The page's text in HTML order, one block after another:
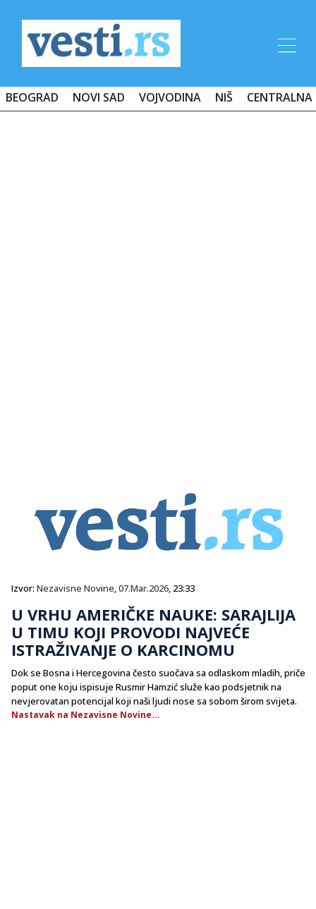
BEOGRAD NOVI SAD VOJVODINA NIŠ CENTRALNA
Izvor: Nezavisne Novine,07.Mar.2026, 23:33
U VRHU AMERIČKE NAUKE: SARAJLIJA
U TIMU KOJI PROVODI NAJVEĆE
ISTRAŽIVANJE O KARCINOMU
Dok se Bosna i Hercegovina često suočava sa odlaskom mladih, priče
poput one koju ispisuje Rusmir Hamzić služe kao podsjetnik na
nevjerovatan potencijal koji naši ljudi nose sa sobom širom svijeta.
Nastavak na Nezavisne Novine...